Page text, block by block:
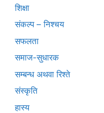
शिक्षा
संकल्प – निश्चय
सफलता
समाज-सुधारक
सम्बन्ध अथवा रिश्ते
संस्कृति
हास्य